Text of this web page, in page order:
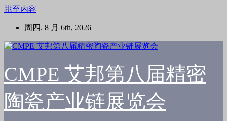
跳至内容
周四. 8 月 6th, 2026
CMPE 艾邦第八届精密
陶瓷产业链展览会